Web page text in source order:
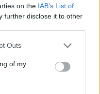
on the IAB’s List of
further disclose it to other
Outs
of my
przez internet? Macie
ciuchy które wam